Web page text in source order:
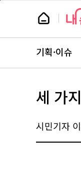
본
뉴
스
뉴
스
주
서
바
로
기획·이슈
세 가
시민기자
페